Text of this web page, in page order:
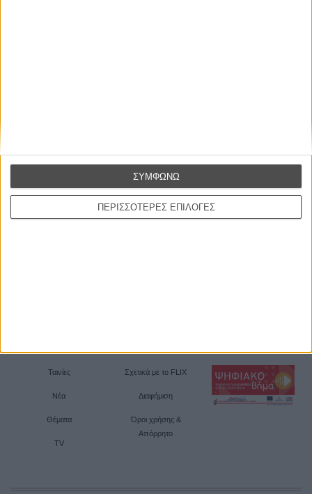
ΠΕΡΙΣΣΟΤΕΡΕΣ ΕΠΙΛΟΓΕΣ
ΣΥΜΦΩΝΩ
Ταινίες
Νέα
Θέματα
TV
Σχετικά με το FLIX
Διαφήμιση
Όροι χρήσης &
Απόρρητο